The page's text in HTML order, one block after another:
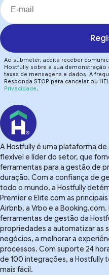
Ao submeter, aceita receber
Hostfully sobre a sua
taxas de mensagens e dados. A
Responda STOP para cancelar ou
Privacidade.
A Hostfully é uma plataforma
flexível e líder do setor, que
ferramentas para a gestão de
duração. Com a confiança de
todo o mundo, a Hostfully
Premier e Elite com as
Airbnb, a Vrbo e a
ferramentas de gestão da
propriedades a automatizar as
negócios, a melhorar a
processos. Com suporte 24
de 100 integrações, a Hostfully
mais fácil.